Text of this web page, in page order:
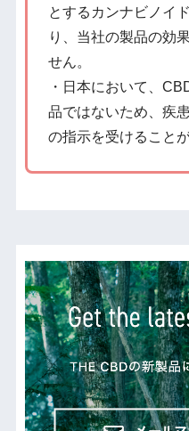
とするカンナビノイ
り、当社の製品の効
せん。
・日本において、
品ではないため、疾
の指示を受けること